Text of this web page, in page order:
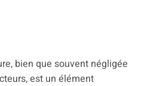
bien que souvent négligée
est un élément